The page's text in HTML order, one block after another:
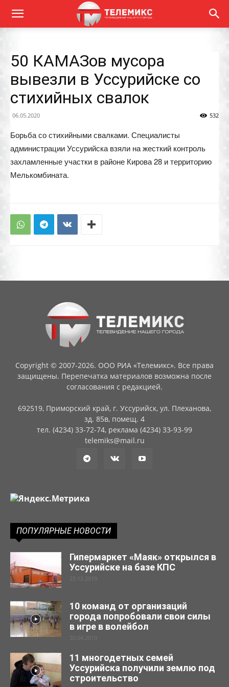
50 КАМАЗов мусора
вывезли в Уссурийске со
стихийных свалок
06.05.2020 532
Борьба со стихийными свалками. Специалисты
администрации Уссурийска взяли на жесткий контроль
захламленные участки в районе Кирова 28 и территорию
Мелькомбината.
Copyright © 2007-2026. ООО РИА «Телемикс». Все права
защищены. Перепечатка материалов возможна после
согласования с редакцией.
692519, Приморский край, г. Уссурийск, ул. Плеханова,
зд. 85в, помещ. 4
тел. (4234) 33-72-74, реклама (4234) 33-93-99
telemiks@mail.ru
ПОПУЛЯРНЫЕ НОВОСТИ
Гипермаркет «Маяк» открылся в
Уссурийске на базе КПС
23.12.2019
10 команд от организаций
города попробовали свои силы
в игре в волейбол
30.04.2019
11 многодетных семей
Уссурийска получили землю под
строительство